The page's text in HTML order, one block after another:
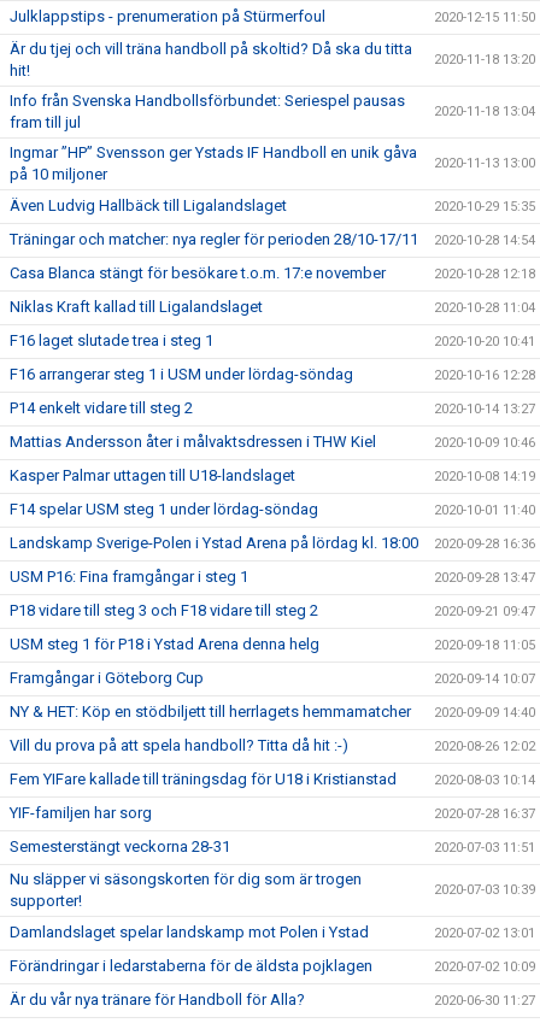
Julklappstips - prenumeration på Stürmerfoul 2020-12-15 11:50
Är du tjej och vill träna handboll på skoltid? Då ska du titta
hit!
2020-11-18 13:20
Info från Svenska Handbollsförbundet: Seriespel pausas
fram till jul
2020-11-18 13:04
Ingmar ”HP” Svensson ger Ystads IF Handboll en unik gåva
på 10 miljoner
2020-11-13 13:00
Även Ludvig Hallbäck till Ligalandslaget 2020-10-29 15:35
Träningar och matcher: nya regler för perioden 28/10-17/11 2020-10-28 14:54
Casa Blanca stängt för besökare t.o.m. 17:e november 2020-10-28 12:18
Niklas Kraft kallad till Ligalandslaget 2020-10-28 11:04
F16 laget slutade trea i steg 1 2020-10-20 10:41
F16 arrangerar steg 1 i USM under lördag-söndag 2020-10-16 12:28
P14 enkelt vidare till steg 2 2020-10-14 13:27
Mattias Andersson åter i målvaktsdressen i THW Kiel 2020-10-09 10:46
Kasper Palmar uttagen till U18-landslaget 2020-10-08 14:19
F14 spelar USM steg 1 under lördag-söndag 2020-10-01 11:40
Landskamp Sverige-Polen i Ystad Arena på lördag kl. 18:00 2020-09-28 16:36
USM P16: Fina framgångar i steg 1 2020-09-28 13:47
P18 vidare till steg 3 och F18 vidare till steg 2 2020-09-21 09:47
USM steg 1 för P18 i Ystad Arena denna helg 2020-09-18 11:05
Framgångar i Göteborg Cup 2020-09-14 10:07
NY & HET: Köp en stödbiljett till herrlagets hemmamatcher 2020-09-09 14:40
Vill du prova på att spela handboll? Titta då hit :-) 2020-08-26 12:02
Fem YIFare kallade till träningsdag för U18 i Kristianstad 2020-08-03 10:14
YIF-familjen har sorg 2020-07-28 16:37
Semesterstängt veckorna 28-31 2020-07-03 11:51
Nu släpper vi säsongskorten för dig som är trogen
supporter!
2020-07-03 10:39
Damlandslaget spelar landskamp mot Polen i Ystad 2020-07-02 13:01
Förändringar i ledarstaberna för de äldsta pojklagen 2020-07-02 10:09
Är du vår nya tränare för Handboll för Alla? 2020-06-30 11:27